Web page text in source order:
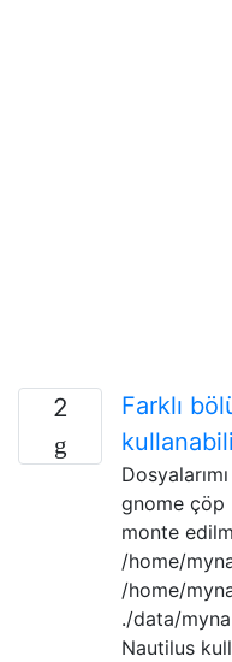
2
Farklı
gnome çöp
monte
/home/
/home/
./data/
Nautilus